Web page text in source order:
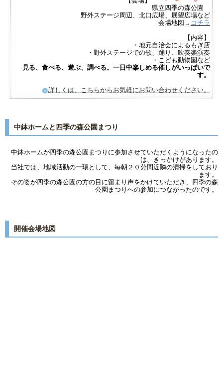
県立四季の森公園
野外ステージ周辺、北口広場、展望広場など
会場地図→ コチラ
【内容】
・地元自治会によるもぎ店
・野外ステージでの歌、踊り、吹奏楽演奏
・こども動物園など
見る、食べる、遊ぶ、調べる。一日中楽しめる催しがいっぱいで
す。
詳しくは、こちらからお気軽にお問い合わせください。
中鉢ホームと四季の森公園まつり
中鉢ホームが四季の森公園まつりに参加させていただくようになったの
は、きっかけがあります。
当社では、地域活動の一環として、毎朝２０分間近隣の清掃をしており
ます。
その姿が四季の森公園の方の目に留まり声をかけていただき、四季の森
公園まつりへの参加につながったのです。
開催会場地図